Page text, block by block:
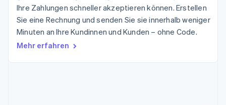
Mehr
Product roadmap
Ausblick
Organisationen
Fachdienstleistungen
Öffentlicher Sektor
Einzelhandel
App-Integrationen
Code-Beispiele
Entwickler-Blog
API-Status
Ihre Zahlungen schneller akzeptieren können. Erstellen
Sie eine Rechnung und senden Sie sie innerhalb weniger
Minuten an Ihre Kundinnen und Kunden – ohne Code.
Mehr erfahren